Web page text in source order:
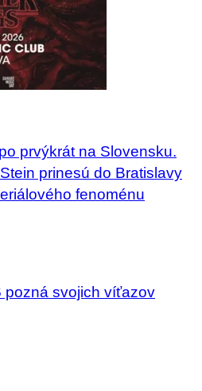
prvýkrát na Slovensku.
prinesú do Bratislavy
fenoménu
pozná svojich víťazov